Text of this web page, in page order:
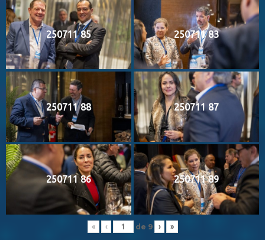
250711 85 250711 83
250711 88 250711 87
250711 86 250711 89
« ‹ de 9 › »